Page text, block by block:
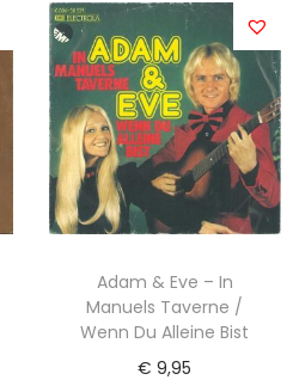
Adam & Eve – In
Manuels Taverne /
Wenn Du Alleine Bist
€ 9,95